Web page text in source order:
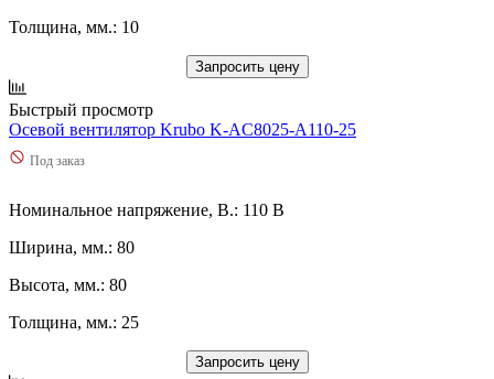
Толщина, мм.: 10
Запросить цену
Быстрый просмотр
Осевой вентилятор Krubo K-AC8025-A110-25
Под заказ
Номинальное напряжение, В.: 110 В
Ширина, мм.: 80
Высота, мм.: 80
Толщина, мм.: 25
Запросить цену